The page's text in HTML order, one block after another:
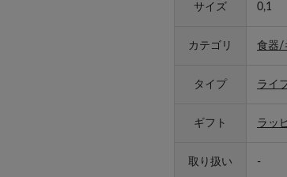
サイズ 0,1
カテゴリ 食器/
タイプ ライ
ギフト ラッ
取り扱い -